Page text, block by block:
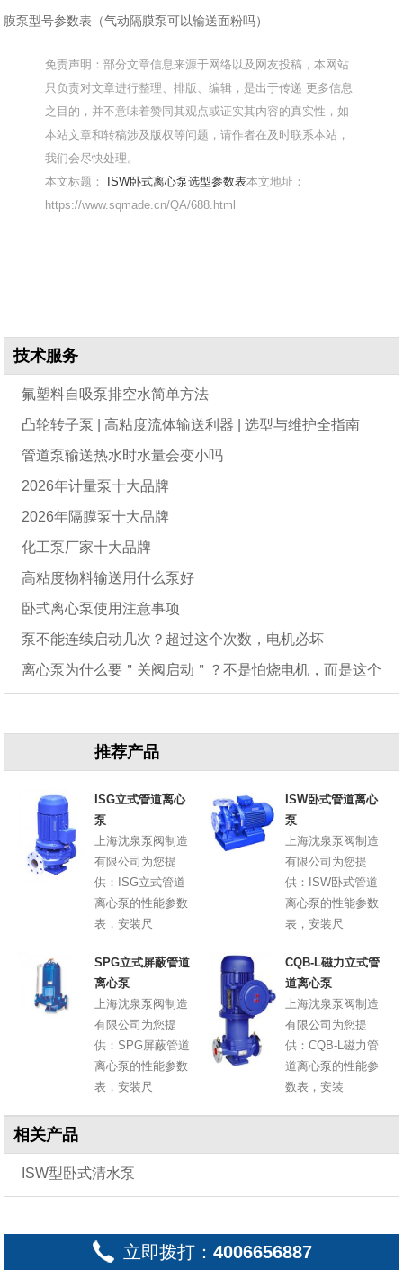
膜泵型号参数表（气动隔膜泵可以输送面粉吗）
免责声明：部分文章信息来源于网络以及网友投稿，本网站
只负责对文章进行整理、排版、编辑，是出于传递 更多信息
之目的，并不意味着赞同其观点或证实其内容的真实性，如
本站文章和转稿涉及版权等问题，请作者在及时联系本站，
我们会尽快处理。
本文标题：
ISW卧式离心泵选型参数表本文地址：
https://www.sqmade.cn/QA/688.html
技术服务
氟塑料自吸泵排空水简单方法
凸轮转子泵 | 高粘度流体输送利器 | 选型与维护全指南
管道泵输送热水时水量会变小吗
2026年计量泵十大品牌
2026年隔膜泵十大品牌
化工泵厂家十大品牌
高粘度物料输送用什么泵好
卧式离心泵使用注意事项
泵不能连续启动几次？超过这个次数，电机必坏
离心泵为什么要＂关阀启动＂？不是怕烧电机，而是这个
推荐产品
ISG立式管道离心
泵
上海沈泉泵阀制造
有限公司为您提
供：ISG立式管道
离心泵的性能参数
表，安装尺
ISW卧式管道离心
泵
上海沈泉泵阀制造
有限公司为您提
供：ISW卧式管道
离心泵的性能参数
表，安装尺
SPG立式屏蔽管道
离心泵
上海沈泉泵阀制造
有限公司为您提
供：SPG屏蔽管道
离心泵的性能参数
表，安装尺
CQB-L磁力立式管
道离心泵
上海沈泉泵阀制造
有限公司为您提
供：CQB-L磁力管
道离心泵的性能参
数表，安装
相关产品
ISW型卧式清水泵
立即拨打： 4006656887